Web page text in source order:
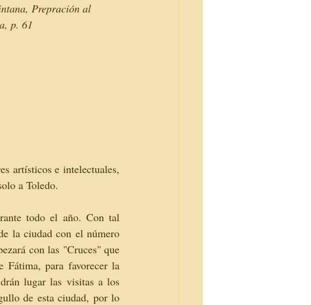
Prepración al
p. 61
artísticos e intelectuales,
a Toledo.
todo el año. Con tal
la ciudad con el número
con las "Cruces" que
Fátima, para favorecer la
lugar las visitas a los
de esta ciudad, por lo